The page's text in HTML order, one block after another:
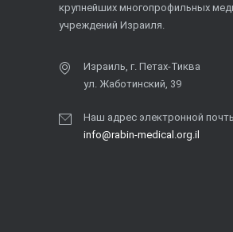
крупнейших многопрофильных
учреждений Израиля.
Израиль, г. Петах-Тиква
ул. Жаботинский, 39
Наш адрес электронной
info@rabin-medical.org.il